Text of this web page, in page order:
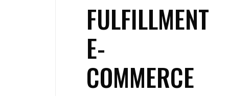
FULFILLMENT
E-
COMMERCE